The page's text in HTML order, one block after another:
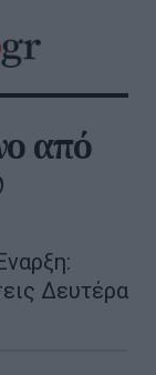
από
Δευτέρα